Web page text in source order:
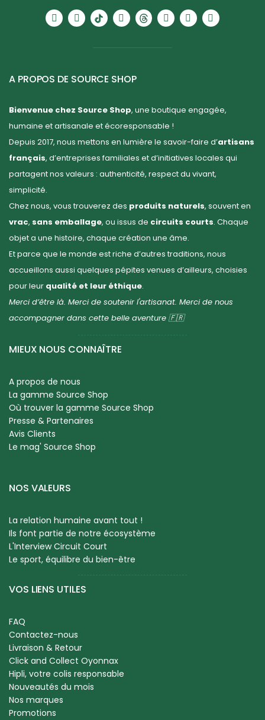
A PROPOS DE SOURCE SHOP
Bienvenue chez Source Shop, une boutique engagée,
humaine et artisanale et écoresponsable !
Depuis 2017, nous mettons en lumière le savoir-faire d’artisans
français, d’entreprises familiales et d’initiatives locales qui
partagent nos valeurs : authenticité, respect du vivant,
simplicité.
Chez nous, vous trouverez des produits naturels, souvent en
vrac, sans emballage, ou issus de circuits courts. Chaque
objet a une histoire, chaque création une âme.
Et parce que le monde est riche d’autres traditions, nous
accueillons aussi quelques pépites venues d’ailleurs, choisies
pour leur qualité et leur éthique.
Merci d’être là. Merci de soutenir l'artisanat. Merci de nous
accompagner dans cette belle aventure 🇫🇷
MIEUX NOUS CONNAÎTRE
A propos de nous
La gamme Source Shop
Où trouver la gamme Source Shop
Presse & Partenaires
Avis Clients
Le mag' Source Shop
NOS VALEURS
La relation humaine avant tout !
Ils font partie de notre écosystème
L'Interview Circuit Court
Le sport, équilibre du bien-être
VOS LIENS UTILES
FAQ
Contactez-nous
Livraison & Retour
Click and Collect Oyonnax
Hipli, votre colis responsable
Nouveautés du mois
Nos marques
Promotions